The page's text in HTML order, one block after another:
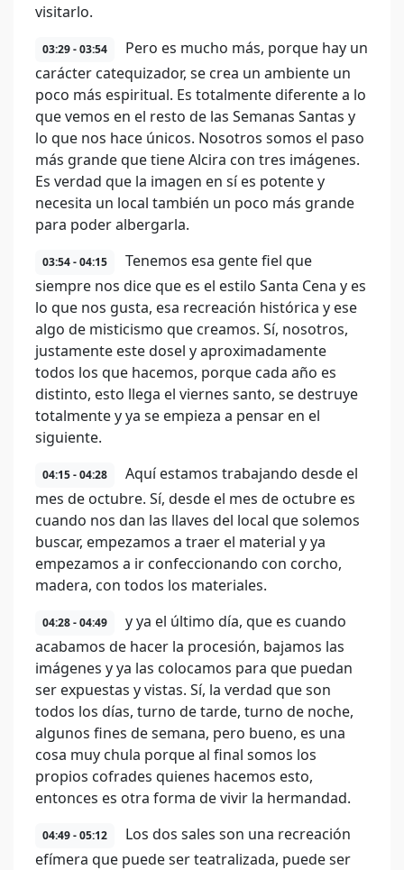
visitarlo.
03:29 - 03:54
Pero es mucho más, porque hay un
carácter catequizador, se crea un ambiente un
poco más espiritual. Es totalmente diferente a lo
que vemos en el resto de las Semanas Santas y
lo que nos hace únicos. Nosotros somos el paso
más grande que tiene Alcira con tres imágenes.
Es verdad que la imagen en sí es potente y
necesita un local también un poco más grande
para poder albergarla.
03:54 - 04:15
Tenemos esa gente fiel que
siempre nos dice que es el estilo Santa Cena y es
lo que nos gusta, esa recreación histórica y ese
algo de misticismo que creamos. Sí, nosotros,
justamente este dosel y aproximadamente
todos los que hacemos, porque cada año es
distinto, esto llega el viernes santo, se destruye
totalmente y ya se empieza a pensar en el
siguiente.
04:15 - 04:28
Aquí estamos trabajando desde el
mes de octubre. Sí, desde el mes de octubre es
cuando nos dan las llaves del local que solemos
buscar, empezamos a traer el material y ya
empezamos a ir confeccionando con corcho,
madera, con todos los materiales.
04:28 - 04:49
y ya el último día, que es cuando
acabamos de hacer la procesión, bajamos las
imágenes y ya las colocamos para que puedan
ser expuestas y vistas. Sí, la verdad que son
todos los días, turno de tarde, turno de noche,
algunos fines de semana, pero bueno, es una
cosa muy chula porque al final somos los
propios cofrades quienes hacemos esto,
entonces es otra forma de vivir la hermandad.
04:49 - 05:12
Los dos sales son una recreación
efímera que puede ser teatralizada, puede ser